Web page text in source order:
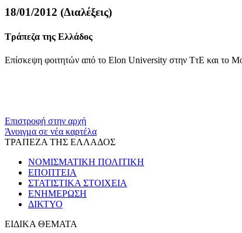
18/01/2012 (Διαλέξεις)
Τράπεζα της Ελλάδος
Επίσκεψη φοιτητών από το Elon University στην ΤτΕ και το
Επιστροφή στην αρχή
Άνοιγμα σε νέα καρτέλα
ΤΡΑΠΕΖΑ ΤΗΣ ΕΛΛΑΔΟΣ
ΝΟΜΙΣΜΑΤΙΚΗ ΠΟΛΙΤΙΚΗ
ΕΠΟΠΤΕΙΑ
ΣΤΑΤΙΣΤΙΚΑ ΣΤΟΙΧΕΙΑ
ΕΝΗΜΕΡΩΣΗ
ΔΙΚΤΥΟ
ΕΙΔΙΚΑ ΘΕΜΑΤΑ